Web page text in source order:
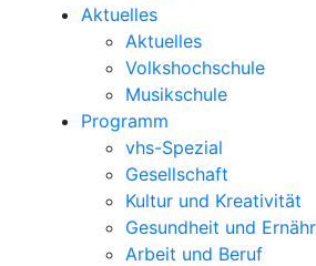
Aktuelles
Aktuelles
Volkshochschule
Musikschule
Programm
vhs-Spezial
Gesellschaft
Kultur und Kreativität
Gesundheit und
Arbeit und Beruf